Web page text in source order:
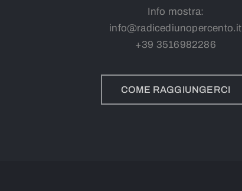
Info mostra:
info@radicediunopercento.it
+39 3516982286
COME RAGGIUNGERCI